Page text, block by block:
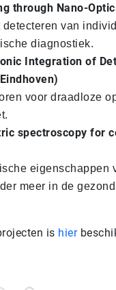
through Nano-
van
diagnostiek.
Integration of
voor draadloze
spectroscopy for
eigenschappen
meer in de
is hier